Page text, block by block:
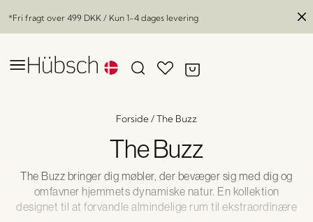
*Fri fragt over 499 DKK / Kun 1-4 dages levering
Forside/The Buzz
The Buzz
The Buzz bringer dig møbler, der bevæger sig med dig og
omfavner hjemmets dynamiske natur. En kollektion
designet til at forvandle almindelige rum til ekstraordinære